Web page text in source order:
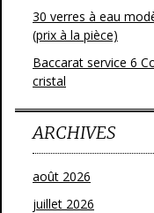
30 verres à eau
(prix à la pièce)
Baccarat service 6
cristal
ARCHIVES
août 2026
juillet 2026